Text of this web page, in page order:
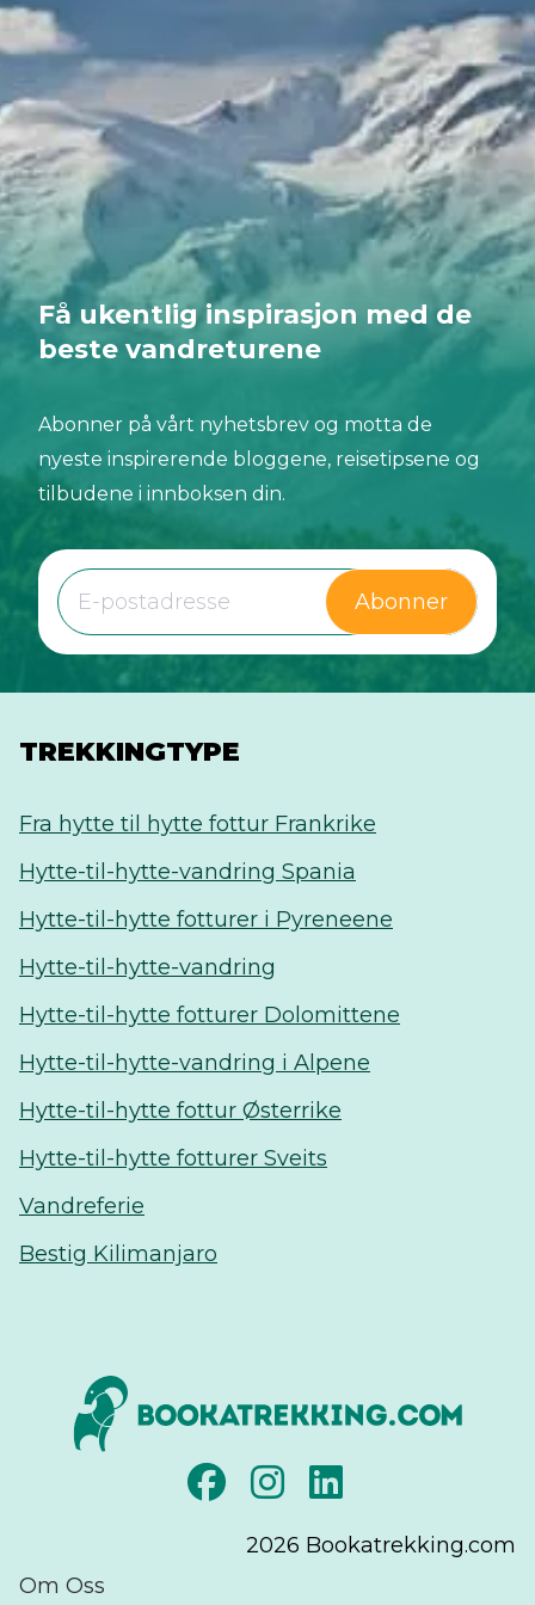
kunnskap og gi deg de beste rådene for turen til
den høyeste leirplassen på planeten, Everest
Base Camp. Er du klar for seriøs høyde?
Få ukentlig inspirasjon med de
beste vandreturene
Abonner på vårt nyhetsbrev og motta de
nyeste inspirerende bloggene, reisetipsene og
tilbudene i innboksen din.
Abonner
TREKKINGTYPE
Fra hytte til hytte fottur Frankrike
Hytte-til-hytte-vandring Spania
Hytte-til-hytte fotturer i Pyreneene
Hytte-til-hytte-vandring
Hytte-til-hytte fotturer Dolomittene
Hytte-til-hytte-vandring i Alpene
Hytte-til-hytte fottur Østerrike
Hytte-til-hytte fotturer Sveits
Vandreferie
Bestig Kilimanjaro
2026 Bookatrekking.com
Om Oss